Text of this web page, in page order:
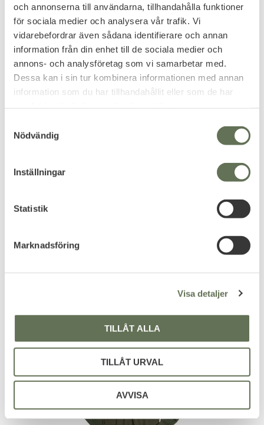
och annonserna till användarna, tillhandahålla funktioner
för sociala medier och analysera vår trafik. Vi
vidarebefordrar även sådana identifierare och annan
information från din enhet till de sociala medier och
annons- och analysföretag som vi samarbetar med.
Dessa kan i sin tur kombinera informationen med annan
information som du har tillhandahållit eller som de har
Nödvändig
Inställningar
Statistik
Marknadsföring
Visa detaljer
TILLÅT ALLA
TILLÅT URVAL
AVVISA
i fält.
999KR
bekväm att bära.
899KR
Lägg till i favoriter
Ryggsäck Duffelbag
699KR
Lägg till i favoriter
Vajersåg Commando
Ett praktiskt & flexibelt verktyg
FAVORIT